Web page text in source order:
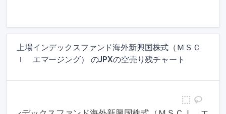
上場インデックスファンド海外新興国株式（ＭＳＣ
Ｉ エマージング） のJPXの空売り残チャート